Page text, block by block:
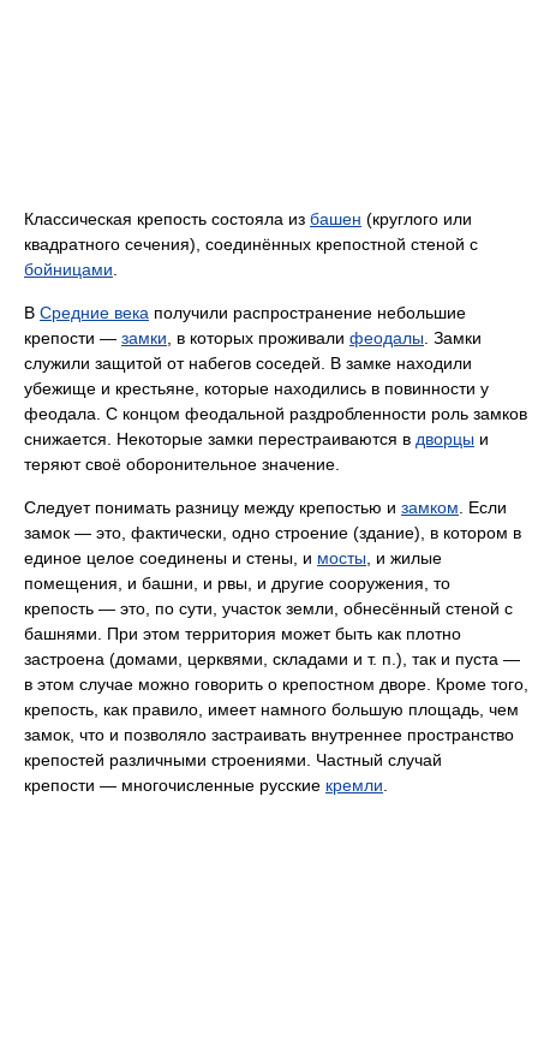
Классическая крепость состояла из башен (круглого или
квадратного сечения), соединённых крепостной стеной с
бойницами
В Средние века получили распространение небольшие
крепости — замки , в которых проживали феодалы . Замки
служили защитой от набегов соседей. В замке находили
убежище и крестьяне, которые находились в повинности у
феодала. С концом феодальной раздробленности роль замков
снижается. Некоторые замки перестраиваются в дворцы и
теряют своё оборонительное значение.
Следует понимать разницу между крепостью и замком . Если
замок — это, фактически, одно строение (здание), в котором в
единое целое соединены и стены, и мосты , и жилые
помещения, и башни, и рвы, и другие сооружения, то
крепость — это, по сути, участок земли, обнесённый стеной с
башнями. При этом территория может быть как плотно
застроена (домами, церквями, складами и т. п.), так и пуста —
в этом случае можно говорить о крепостном дворе. Кроме того,
крепость, как правило, имеет намного большую площадь, чем
замок, что и позволяло застраивать внутреннее пространство
крепостей различными строениями. Частный случай
крепости — многочисленные русские кремли